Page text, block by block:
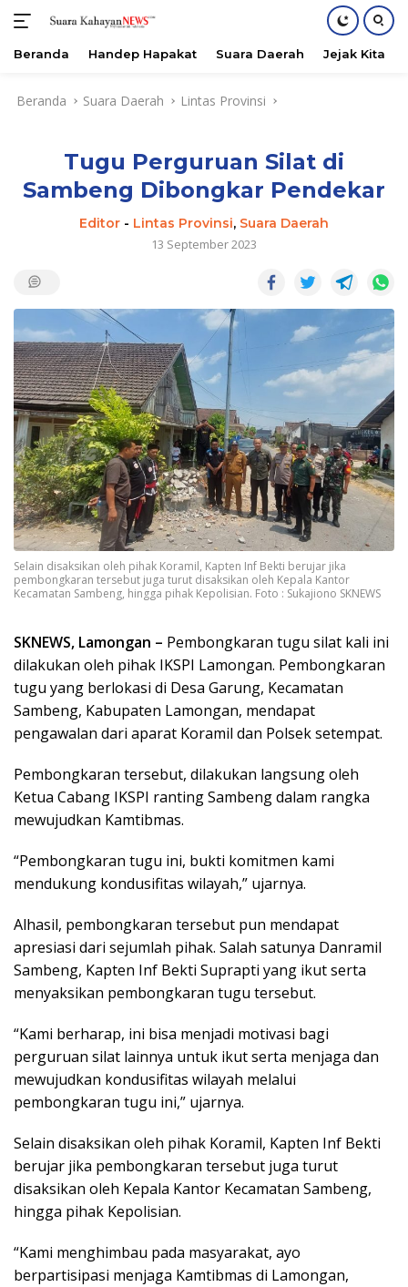
Beranda Handep Hapakat Suara Daerah Jejak Kita
Beranda Suara Daerah Lintas Provinsi
Tugu Perguruan Silat di
Sambeng Dibongkar Pendekar
Editor - Lintas Provinsi, Suara Daerah
13 September 2023
Selain disaksikan oleh pihak Koramil, Kapten Inf Bekti berujar jika
pembongkaran tersebut juga turut disaksikan oleh Kepala Kantor
Kecamatan Sambeng, hingga pihak Kepolisian. Foto : Sukajiono SKNEWS
SKNEWS, Lamongan – Pembongkaran tugu silat kali ini
dilakukan oleh pihak IKSPI Lamongan. Pembongkaran
tugu yang berlokasi di Desa Garung, Kecamatan
Sambeng, Kabupaten Lamongan, mendapat
pengawalan dari aparat Koramil dan Polsek setempat.
Pembongkaran tersebut, dilakukan langsung oleh
Ketua Cabang IKSPI ranting Sambeng dalam rangka
mewujudkan Kamtibmas.
“Pembongkaran tugu ini, bukti komitmen kami
mendukung kondusifitas wilayah,” ujarnya.
Alhasil, pembongkaran tersebut pun mendapat
apresiasi dari sejumlah pihak. Salah satunya Danramil
Sambeng, Kapten Inf Bekti Suprapti yang ikut serta
menyaksikan pembongkaran tugu tersebut.
“Kami berharap, ini bisa menjadi motivasi bagi
perguruan silat lainnya untuk ikut serta menjaga dan
mewujudkan kondusifitas wilayah melalui
pembongkaran tugu ini,” ujarnya.
Selain disaksikan oleh pihak Koramil, Kapten Inf Bekti
berujar jika pembongkaran tersebut juga turut
disaksikan oleh Kepala Kantor Kecamatan Sambeng,
hingga pihak Kepolisian.
“Kami menghimbau pada masyarakat, ayo
berpartisipasi menjaga Kamtibmas di Lamongan,